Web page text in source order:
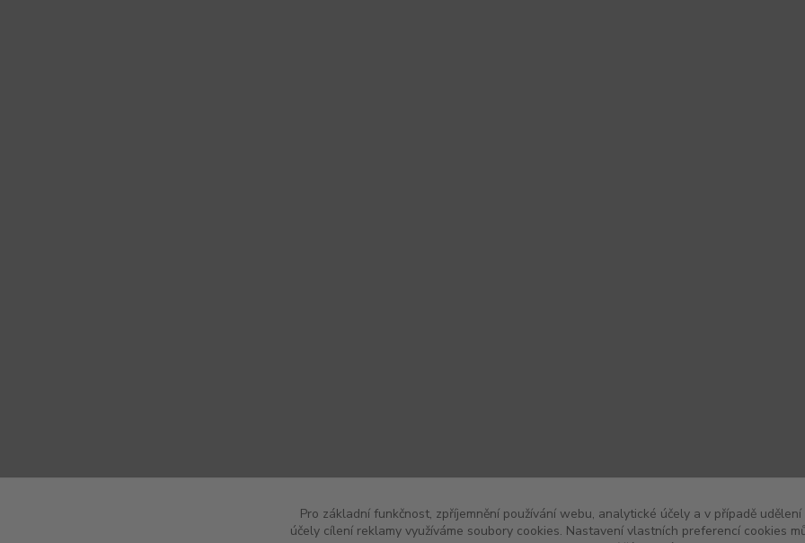
Pro základní funkčnost, zpříjemnění používání webu, analytické účely a v případě
účely cílení reklamy využíváme soubory cookies. Nastavení vlastních preferencí cookies